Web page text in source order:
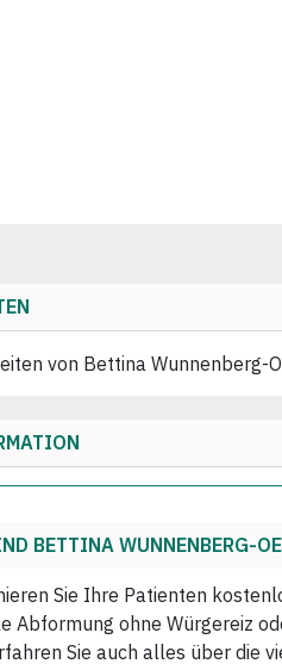
von Bettina
BETTINA WUNNENBERG-
Sie Ihre Patienten
Abformung ohne Würgereiz
Sie auch alles über die